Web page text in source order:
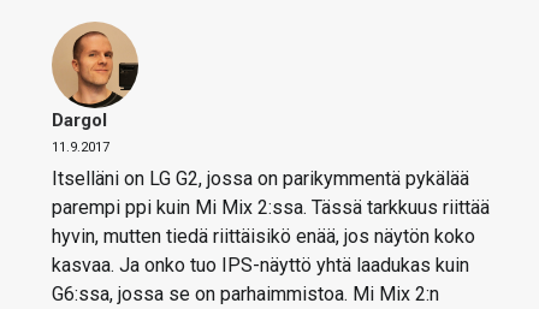
Dargol
11.9.2017
Itselläni on LG G2, jossa on parikymmentä pykälää
parempi ppi kuin Mi Mix 2:ssa. Tässä tarkkuus riittää
hyvin, mutten tiedä riittäisikö enää, jos näytön koko
kasvaa. Ja onko tuo IPS-näyttö yhtä laadukas kuin
G6:ssa, jossa se on parhaimmistoa. Mi Mix 2:n